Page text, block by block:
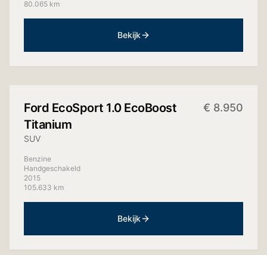
80.065 km
Bekijk
Ford EcoSport 1.0 EcoBoost
Titanium
€ 8.950
SUV
Benzine
Handgeschakeld
2015
105.633 km
Bekijk